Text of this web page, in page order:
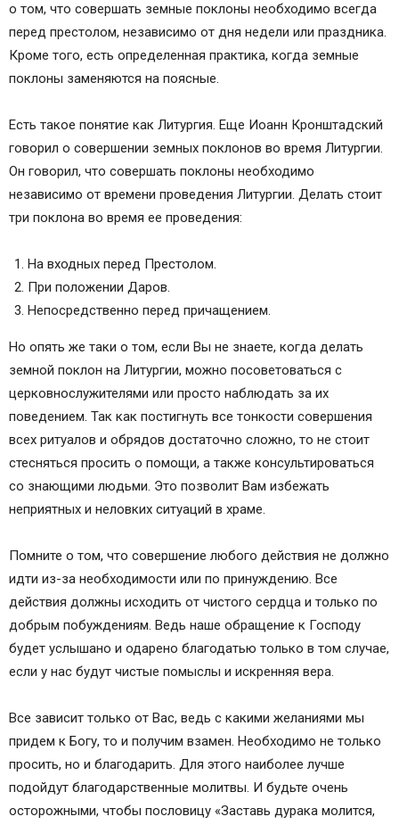
о том, что совершать земные поклоны необходимо всегда
перед престолом, независимо от дня недели или праздника.
Кроме того, есть определенная практика, когда земные
поклоны заменяются на поясные.
Есть такое понятие как Литургия. Еще Иоанн Кронштадский
говорил о совершении земных поклонов во время Литургии.
Он говорил, что совершать поклоны необходимо
независимо от времени проведения Литургии. Делать стоит
три поклона во время ее проведения:
На входных перед Престолом.
При положении Даров.
Непосредственно перед причащением.
Но опять же таки о том, если Вы не знаете, когда делать
земной поклон на Литургии, можно посоветоваться с
церковнослужителями или просто наблюдать за их
поведением. Так как постигнуть все тонкости совершения
всех ритуалов и обрядов достаточно сложно, то не стоит
стесняться просить о помощи, а также консультироваться
со знающими людьми. Это позволит Вам избежать
неприятных и неловких ситуаций в храме.
Помните о том, что совершение любого действия не должно
идти из-за необходимости или по принуждению. Все
действия должны исходить от чистого сердца и только по
добрым побуждениям. Ведь наше обращение к Господу
будет услышано и одарено благодатью только в том случае,
если у нас будут чистые помыслы и искренняя вера.
Все зависит только от Вас, ведь с какими желаниями мы
придем к Богу, то и получим взамен. Необходимо не только
просить, но и благодарить. Для этого наиболее лучше
подойдут благодарственные молитвы. И будьте очень
осторожными, чтобы пословицу «Заставь дурака молится,